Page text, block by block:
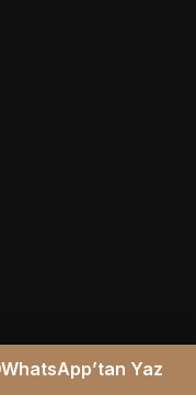
WhatsApp’tan Yaz